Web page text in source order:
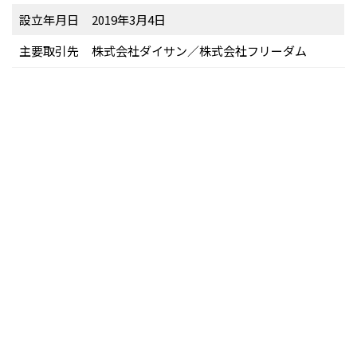
設立年月日
2019年3月4日
主要取引先
株式会社ダイサン／株式会社フリーダム